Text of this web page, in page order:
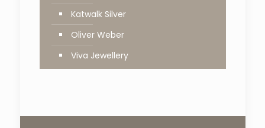
Katwalk Silver
Oliver Weber
Viva Jewellery